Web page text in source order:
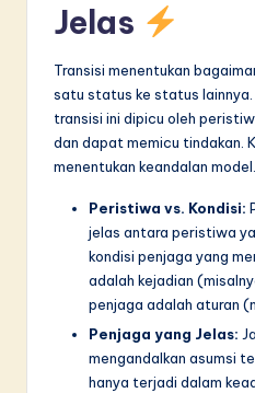
Jelas
Transisi menentukan
satu status ke status lainnya.
transisi ini dipicu oleh
dan dapat memicu tindakan.
menentukan keandalan model.
Peristiwa vs. Kondisi:
jelas antara peristiwa
kondisi penjaga yang
adalah kejadian
penjaga adalah aturan
Penjaga yang Jelas:
mengandalkan asumsi
hanya terjadi dalam